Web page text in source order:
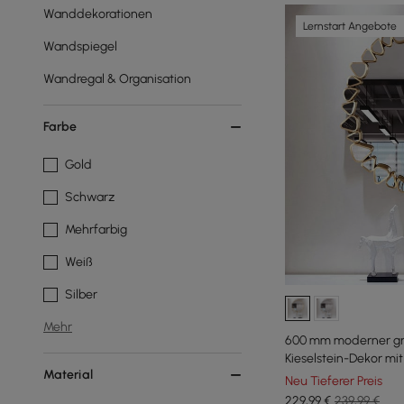
Wanddekorationen
Wandspiegel
Wandregal & Organisation
Farbe
Gold
Schwarz
Mehrfarbig
Weiß
Silber
Mehr
Material
Lernstart Angebote
600 mm moderner
Kieselstein-Dekor
das Wohnzimmer
Neu Tieferer Preis
229,99€ 239,99 €